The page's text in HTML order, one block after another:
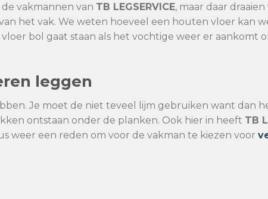
vakmannen van TB LEGSERVICE, maar daar
het vak. We weten hoeveel een houten vloer kan
bol gaat staan als het vochtige weer er aankomt
leggen
Je moet de niet teveel lijm gebruiken want dan
ontstaan onder de planken. Ook hier in heeft TB
weer een reden om voor de vakman te kiezen voor